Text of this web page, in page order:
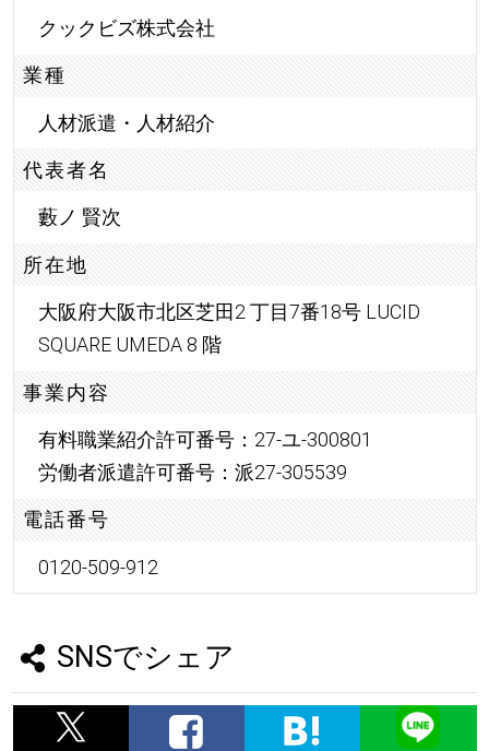
クックビズ株式会社
業種
人材派遣・人材紹介
代表者名
藪ノ 賢次
所在地
大阪府大阪市北区芝田2 丁目7番18号 LUCID
SQUARE UMEDA 8 階
事業内容
有料職業紹介許可番号：27-ユ-300801
労働者派遣許可番号：派27-305539
電話番号
0120-509-912
SNSでシェア